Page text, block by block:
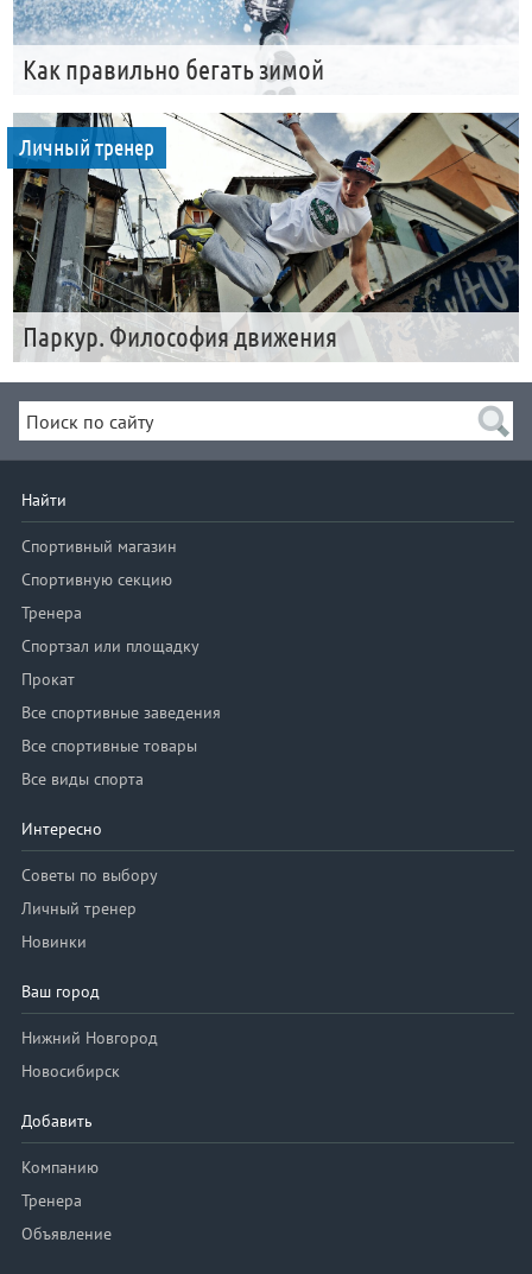
Как правильно бегать зимой
Личный тренер
Паркур. Философия движения
Найти
Спортивный магазин
Спортивную секцию
Тренера
Спортзал или площадку
Прокат
Все спортивные заведения
Все спортивные товары
Все виды спорта
Интересно
Советы по выбору
Личный тренер
Новинки
Ваш город
Нижний Новгород
Новосибирск
Добавить
Компанию
Тренера
Объявление